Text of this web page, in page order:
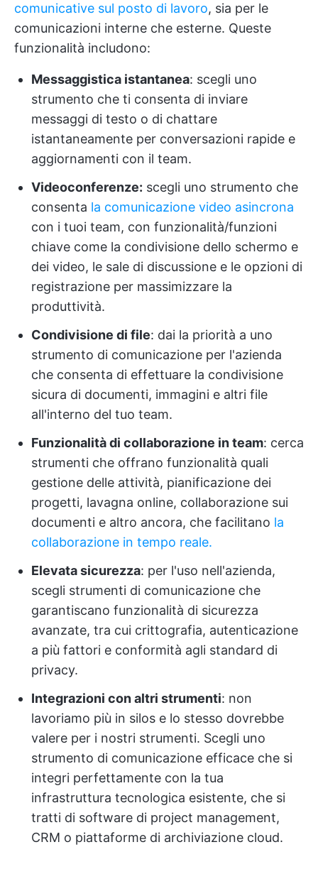
comunicative sul posto di lavoro, sia per le
comunicazioni interne che esterne. Queste
funzionalità includono:
Messaggistica istantanea: scegli uno
strumento che ti consenta di inviare
messaggi di testo o di chattare
istantaneamente per conversazioni rapide e
aggiornamenti con il team.
Videoconferenze: scegli uno strumento che
consenta la comunicazione video asincrona
con i tuoi team, con funzionalità/funzioni
chiave come la condivisione dello schermo e
dei video, le sale di discussione e le opzioni di
registrazione per massimizzare la
produttività.
Condivisione di file: dai la priorità a uno
strumento di comunicazione per l'azienda
che consenta di effettuare la condivisione
sicura di documenti, immagini e altri file
all'interno del tuo team.
Funzionalità di collaborazione in team: cerca
strumenti che offrano funzionalità quali
gestione delle attività, pianificazione dei
progetti, lavagna online, collaborazione sui
documenti e altro ancora, che facilitano la
collaborazione in tempo reale.
Elevata sicurezza: per l'uso nell'azienda,
scegli strumenti di comunicazione che
garantiscano funzionalità di sicurezza
avanzate, tra cui crittografia, autenticazione
a più fattori e conformità agli standard di
privacy.
Integrazioni con altri strumenti: non
lavoriamo più in silos e lo stesso dovrebbe
valere per i nostri strumenti. Scegli uno
strumento di comunicazione efficace che si
integri perfettamente con la tua
infrastruttura tecnologica esistente, che si
tratti di software di project management,
CRM o piattaforme di archiviazione cloud.